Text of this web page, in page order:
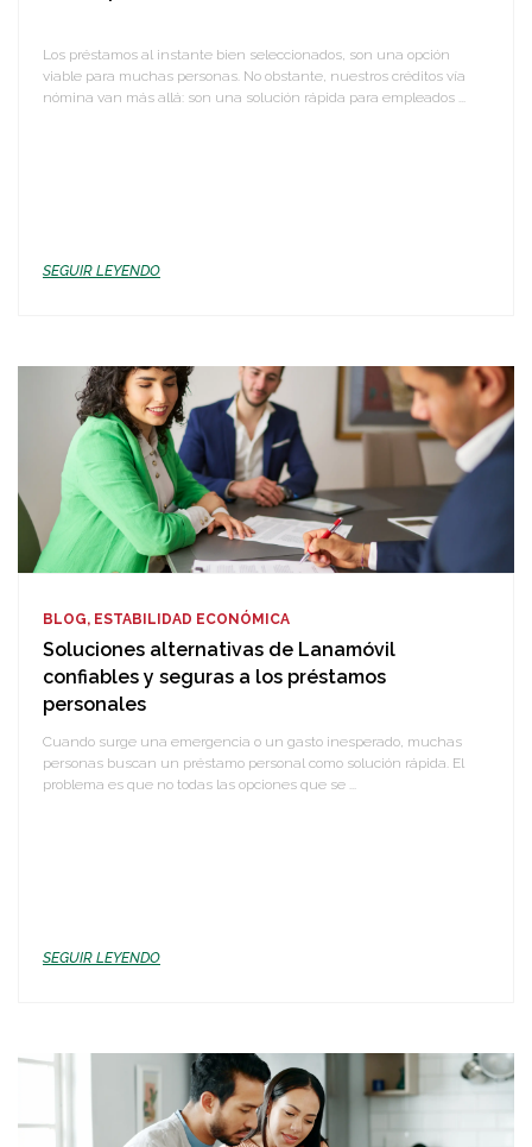
Los préstamos al instante bien seleccionados, son una opción
viable para muchas personas. No obstante, nuestros créditos vía
nómina van más allá: son una solución rápida para empleados ...
SEGUIR LEYENDO
BLOG, ESTABILIDAD ECONÓMICA
Soluciones alternativas de Lanamóvil
confiables y seguras a los préstamos
personales
Cuando surge una emergencia o un gasto inesperado, muchas
personas buscan un préstamo personal como solución rápida. El
problema es que no todas las opciones que se ...
SEGUIR LEYENDO